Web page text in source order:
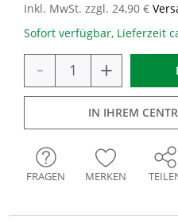
Inkl. MwSt. zzgl. 24,90 €
Sofort verfügbar, Lieferzeit
- +
IN IHREM
FRAGEN MERKEN